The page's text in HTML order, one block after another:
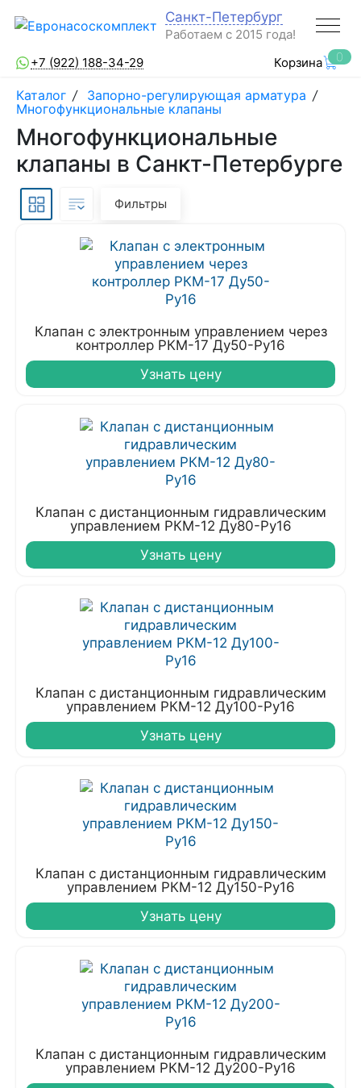
Санкт-Петербург
Работаем с 2015 года!
+7 (922) 188-34-29
Корзина 0
Каталог / Запорно-регулирующая арматура /
Многофункциональные клапаны
Многофункциональные
клапаны в Санкт-Петербурге
Фильтры
Клапан с электронным управлением через
контроллер РКМ-17 Ду50-Ру16
Узнать цену
Клапан с дистанционным гидравлическим
управлением РКМ-12 Ду80-Ру16
Узнать цену
Клапан с дистанционным гидравлическим
управлением РКМ-12 Ду100-Ру16
Узнать цену
Клапан с дистанционным гидравлическим
управлением РКМ-12 Ду150-Ру16
Узнать цену
Клапан с дистанционным гидравлическим
управлением РКМ-12 Ду200-Ру16